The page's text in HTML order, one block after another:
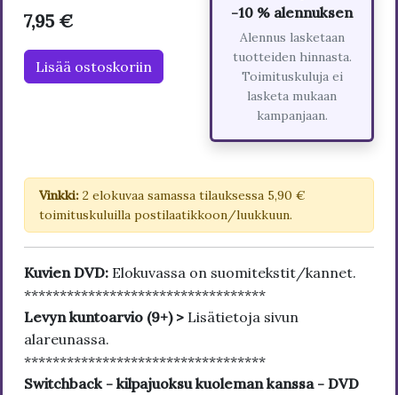
7,95 €
Lisää ostoskoriin
-10 % alennuksen
Alennus lasketaan
tuotteiden hinnasta.
Toimituskuluja ei
lasketa mukaan
kampanjaan.
Vinkki: 2 elokuvaa samassa tilauksessa 5,90 €
toimituskuluilla postilaatikkoon/luukkuun.
Kuvien DVD: Elokuvassa on suomitekstit/kannet.
**********************************
Levyn kuntoarvio (9+) > Lisätietoja sivun
alareunassa.
**********************************
Switchback - kilpajuoksu kuoleman kanssa - DVD